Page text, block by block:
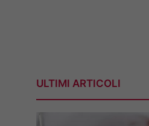
ULTIMI ARTICOLI